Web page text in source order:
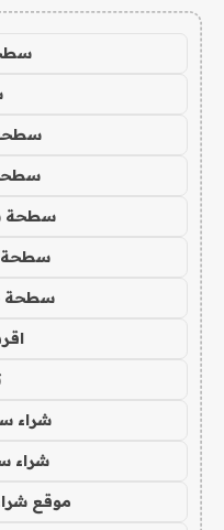
سطحة
سطحة
سطحة
شراء
شراء
موقع